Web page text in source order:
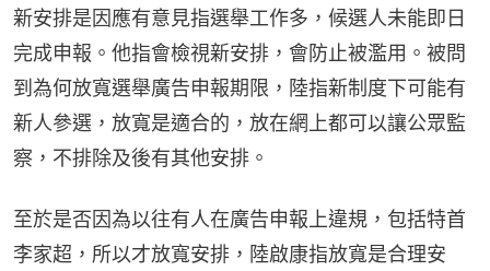
新安排是因應有意見指選舉工作多，候選人未能即日
完成申報。他指會檢視新安排，會防止被濫用。被問
到為何放寬選舉廣告申報期限，陸指新制度下可能有
新人參選，放寬是適合的，放在網上都可以讓公眾監
察，不排除及後有其他安排。
至於是否因為以往有人在廣告申報上違規，包括特首
李家超，所以才放寬安排，陸啟康指放寬是合理安